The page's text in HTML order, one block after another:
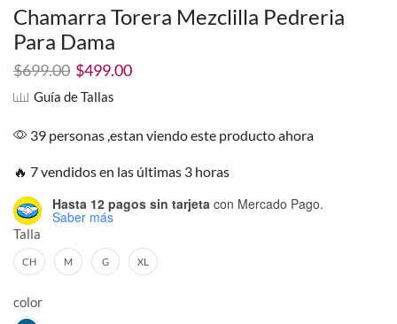
Chamarra Torera Mezclilla Pedreria
Para Dama
$699.00 El
precio
original
$699.00.
$499.00El
$499.00.
Guía de Tallas
39 personas ,estan viendo este producto ahora
🔥 7 vendidos en las últimas 3 horas
Hasta 12 pagos sin tarjeta con Mercado Pago.
Saber más
Talla
CH M G XL
color